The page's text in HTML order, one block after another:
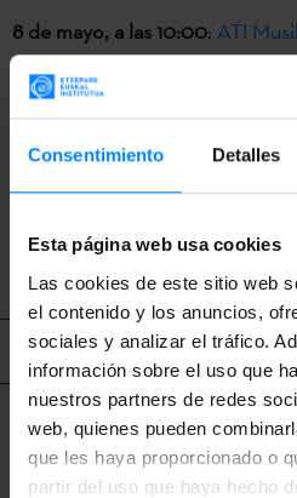
Consentimiento Detalles
Esta página web usa cookies
Las cookies de este sitio web
el contenido y los anuncios,
sociales y analizar el tráfico.
información sobre el uso que
nuestros partners de redes
web, quienes pueden
que les haya proporcionado o
partir del uso que haya hecho
8 de mayo, a las 10:00: AT!
8 de mayo, a las 12:00
(2024).
Contenido relacionado